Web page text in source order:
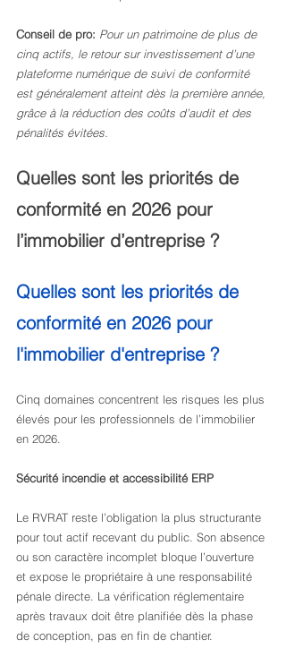
Conseil de pro: Pour un patrimoine de plus de
cinq actifs, le retour sur investissement d’une
plateforme numérique de suivi de conformité
est généralement atteint dès la première année,
grâce à la réduction des coûts d’audit et des
pénalités évitées.
Quelles sont les priorités de
conformité en 2026 pour
l’immobilier d’entreprise ?
Quelles sont les priorités de
conformité en 2026 pour
l'immobilier d'entreprise ?
Cinq domaines concentrent les risques les plus
élevés pour les professionnels de l’immobilier
en 2026.
Sécurité incendie et accessibilité ERP
Le RVRAT reste l’obligation la plus structurante
pour tout actif recevant du public. Son absence
ou son caractère incomplet bloque l’ouverture
et expose le propriétaire à une responsabilité
pénale directe. La vérification réglementaire
après travaux doit être planifiée dès la phase
de conception, pas en fin de chantier.